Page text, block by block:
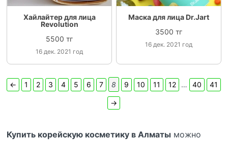
Хайлайтер для лица
Revolution
5500 тг
16 дек. 2021 год
Маска для лица Dr.Jart
3500 тг
16 дек. 2021 год
← 1 2 3 4 5 6 7 8 9 10 11 12 … 40 41
→
Купить корейскую косметику в Алматы можно